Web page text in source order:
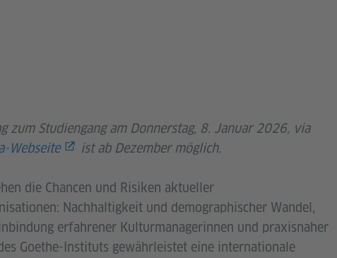
zum Studiengang am Donnerstag, 8. Januar 2026, via
Webseite ist ab Dezember möglich.
die Chancen und Risiken aktueller
Nachhaltigkeit und demographischer Wandel,
erfahrener Kulturmanagerinnen und praxisnaher
Goethe-Instituts gewährleistet eine internationale